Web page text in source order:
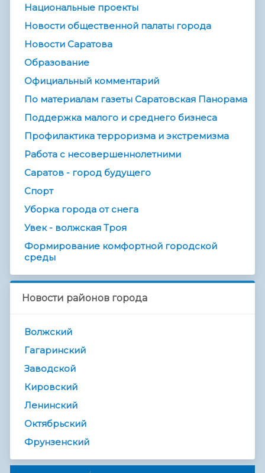
Национальные проекты
Новости общественной палаты города
Новости Саратова
Образование
Официальный комментарий
По материалам газеты Саратовская Панорама
Поддержка малого и среднего бизнеса
Профилактика терроризма и экстремизма
Работа с несовершеннолетними
Саратов - город будущего
Спорт
Уборка города от снега
Увек - волжская Троя
Формирование комфортной городской
среды
Новости районов города
Волжский
Гагаринский
Заводской
Кировский
Ленинский
Октябрьский
Фрунзенский